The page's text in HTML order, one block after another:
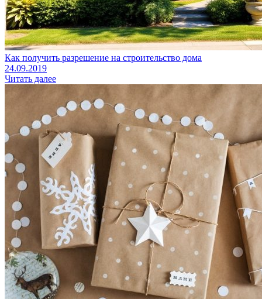
Как получить разрешение на строительство дома
24.09.2019
Читать далее